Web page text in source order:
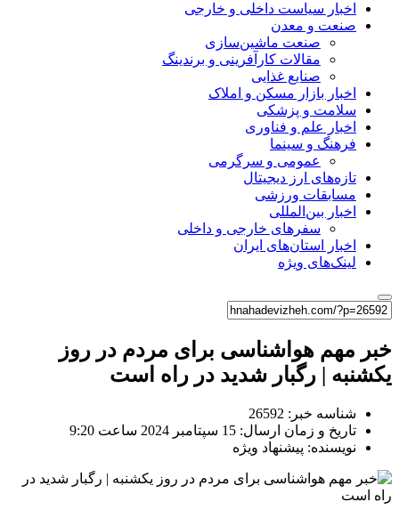
اخبار سیاست داخلی و خارجی
صنعت و معدن
صنعت ماشین‌سازی
مقالات کارآفرینی و برندینگ
صنایع غذایی
اخبار بازار مسکن و املاک
سلامت و پزشکی
اخبار علم و فناوری
فرهنگ و سینما
عمومی و سرگرمی
تازه‌های ارز دیجیتال
مسابقات ورزشی
اخبار بین‌المللی
سفرهای خارجی و داخلی
اخبار استان‌های ایران
لینک‌های ویژه
خبر مهم هواشناسی برای مردم در روز
یکشنبه | رگبار شدید در راه است
شناسه خبر: 26592
تاریخ و زمان ارسال: 15 سپتامبر 2024 ساعت 9:20
نویسنده: پیشنهاد ویژه